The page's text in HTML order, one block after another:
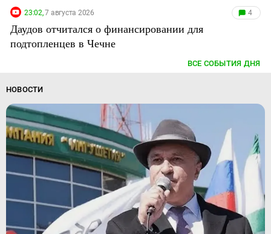
23:02,7 августа 2026 4
Даудов отчитался о финансировании для
подтопленцев в Чечне
ВСЕ СОБЫТИЯ ДНЯ
НОВОСТИ